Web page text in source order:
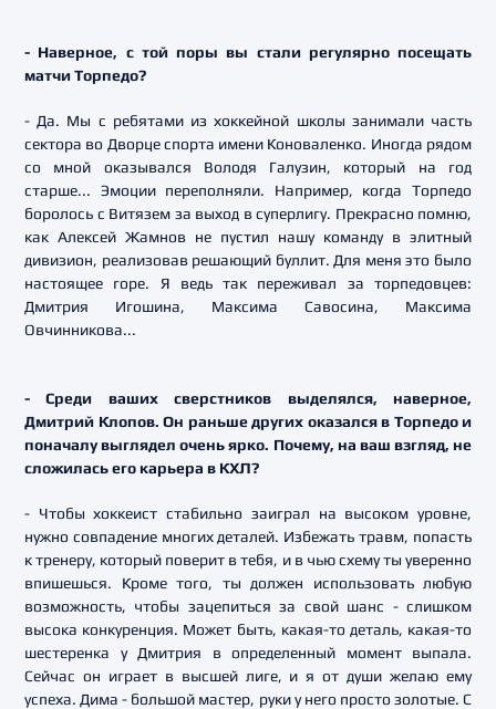
- Наверное, с той поры вы стали регулярно посещать
матчи Торпедо?
- Да. Мы с ребятами из хоккейной школы занимали часть
сектора во Дворце спорта имени Коноваленко. Иногда рядом
со мной оказывался Володя Галузин, который на год
старше... Эмоции переполняли. Например, когда Торпедо
боролось с Витязем за выход в суперлигу. Прекрасно помню,
как Алексей Жамнов не пустил нашу команду в элитный
дивизион, реализовав решающий буллит. Для меня это было
настоящее горе. Я ведь так переживал за торпедовцев:
Дмитрия Игошина, Максима Савосина, Максима
Овчинникова...
- Среди ваших сверстников выделялся, наверное,
Дмитрий Клопов. Он раньше других оказался в Торпедо и
поначалу выглядел очень ярко. Почему, на ваш взгляд, не
сложилась его карьера в КХЛ?
- Чтобы хоккеист стабильно заиграл на высоком уровне,
нужно совпадение многих деталей. Избежать травм, попасть
к тренеру, который поверит в тебя, и в чью схему ты уверенно
впишешься. Кроме того, ты должен использовать любую
возможность, чтобы зацепиться за свой шанс - слишком
высока конкуренция. Может быть, какая-то деталь, какая-то
шестеренка у Дмитрия в определенный момент выпала.
Сейчас он играет в высшей лиге, и я от души желаю ему
успеха. Дима - большой мастер, руки у него просто золотые. С